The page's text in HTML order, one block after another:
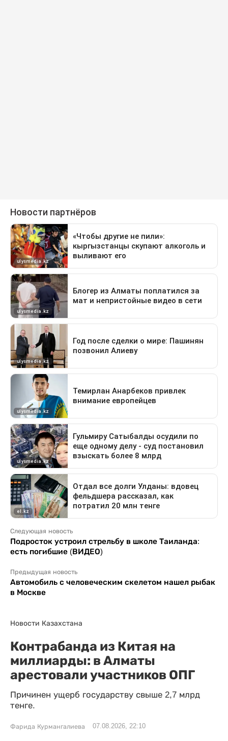
Следующая новость
Подросток устроил стрельбу в школе Таиланда:
есть погибшие (ВИДЕО)
Предыдущая новость
Автомобиль с человеческим скелетом нашел рыбак
в Москве
Новости Казахстана
Контрабанда из Китая на
миллиарды: в Алматы
арестовали участников ОПГ
Причинен ущерб государству свыше 2,7 млрд
тенге.
Фарида Курмангалиева 07.08.2026, 22:10